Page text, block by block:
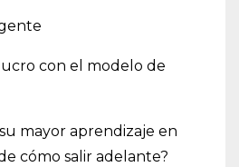
con el modelo de
mayor aprendizaje en
cómo salir adelante?